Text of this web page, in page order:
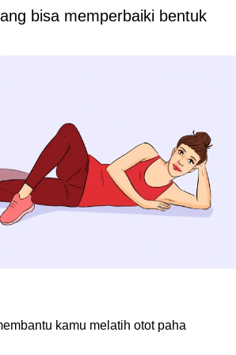
bisa memperbaiki bentuk
kamu melatih otot paha